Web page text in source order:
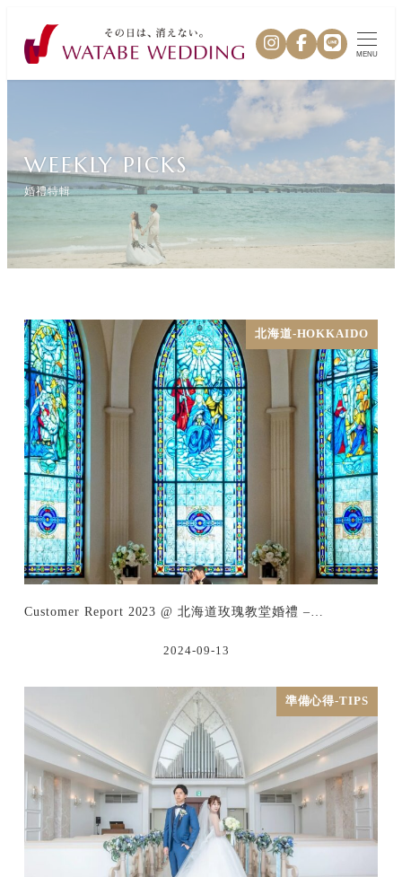
MENU
WEEKLY PICKS
婚禮特輯
北海道-HOKKAIDO
Customer Report 2023 @ 北海道玫瑰教堂婚禮 –…
2024-09-13
準備心得-TIPS